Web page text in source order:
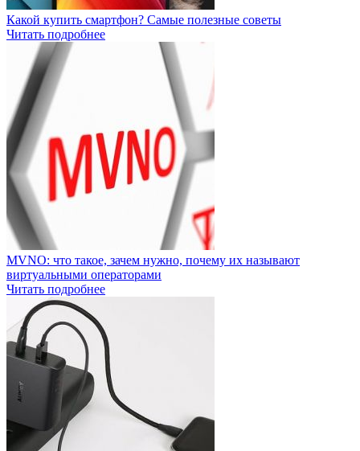
Какой купить смартфон? Самые полезные советы
Читать подробнее
MVNO: что такое, зачем нужно, почему их называют
виртуальными операторами
Читать подробнее